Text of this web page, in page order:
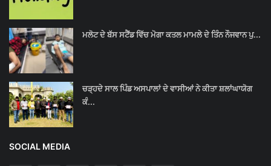
ਮਲੋਟ ਦੇ ਬੱਸ ਸਟੈਂਡ ਵਿੱਚ ਮੋਗਾ ਕਤਲ ਮਾਮਲੇ ਦੇ ਤਿੰਨ ਨੌਜਵਾਨ ਪੁ...
ਚੜ੍ਹਦੇ ਸਾਲ ਪਿੰਡ ਅਸਪਾਲਾਂ ਦੇ ਵਾਸੀਆਂ ਨੇ ਕੀਤਾ ਸ਼ਲਾਂਘਾਯੋਗ
ਕੰ...
SOCIAL MEDIA